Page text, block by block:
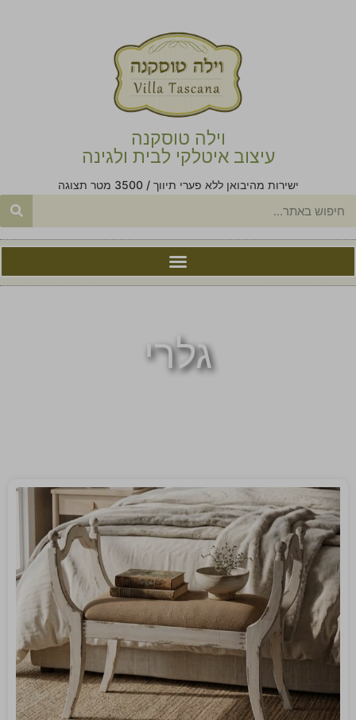
וילה טוסקנה
עיצוב איטלקי לבית ולגינה
ישירות מהיבואן ללא פערי תיווך / 3500 מטר תצוגה
גלרי